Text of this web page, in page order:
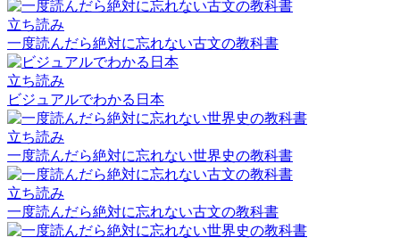
立ち読み
一度読んだら絶対に忘れない古文の教科書
立ち読み
ビジュアルでわかる日本
立ち読み
一度読んだら絶対に忘れない世界史の教科書
立ち読み
一度読んだら絶対に忘れない古文の教科書